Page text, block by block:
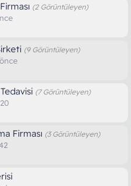
(2 Görüntüleyen)
(9 Görüntüleyen)
(7 Görüntüleyen)
Firması (3 Görüntüleyen)